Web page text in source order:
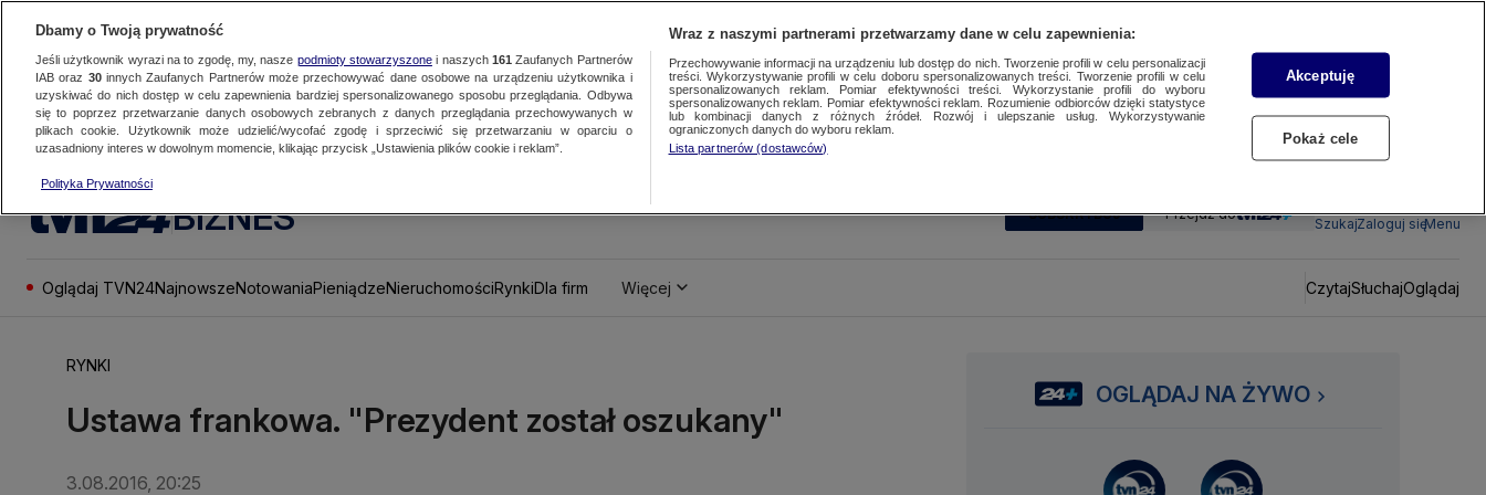
BIZNES SUBSKRYBUJ Przejdź do
SzukajZaloguj sięMenu
Oglądaj TVN24NajnowszeNotowaniaPieniądzeNieruchomościRynkiDla firm Więcej CzytajSłuchajOglądaj
RYNKI
Ustawa frankowa. "Prezydent został oszukany"
3.08.2016, 20:25
OGLĄDAJ NA ŻYWO
Dbamy o Twoją prywatność
Jeśli użytkownik wyrazi na to zgodę, my, nasze podmioty stowarzyszonei naszych 161 Zaufanych Partnerów
IAB oraz 30innych Zaufanych Partnerów może przechowywać dane osobowe na urządzeniu użytkownika i
uzyskiwać do nich dostęp w celu zapewnienia bardziej spersonalizowanego sposobu przeglądania. Odbywa
się to poprzez przetwarzanie danych osobowych zebranych z danych przeglądania przechowywanych w
plikach cookie. Użytkownik może udzielić/wycofać zgodę i sprzeciwić się przetwarzaniu w oparciu o
uzasadniony interes w dowolnym momencie, klikając przycisk „Ustawienia plików cookie i reklam”.
Polityka Prywatności
Wraz z naszymi partnerami przetwarzamy dane w celu zapewnienia:
Przechowywanie informacji na urządzeniu lub dostęp do nich. Tworzenie profili w celu personalizacji
treści. Wykorzystywanie profili w celu doboru spersonalizowanych treści. Tworzenie profili w celu
spersonalizowanych reklam. Pomiar efektywności treści. Wykorzystanie profili do wyboru
spersonalizowanych reklam. Pomiar efektywności reklam. Rozumienie odbiorców dzięki statystyce
lub kombinacji danych z różnych źródeł. Rozwój i ulepszanie usług. Wykorzystywanie
ograniczonych danych do wyboru reklam.
Lista partnerów (dostawców)
Akceptuję
Pokaż cele